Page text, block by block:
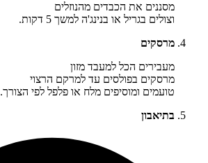
מסננים את הכבדים מהנוזלים
וצולים בגריל או בנינג'ה למשך 5 דקות.
מרסקים
מעבירים הכל למעבד מזון
מרסקים בפולסים עד למרקם הרצוי
טועמים ומוסיפים מלח או פלפל לפי הצורך.
בתיאבון